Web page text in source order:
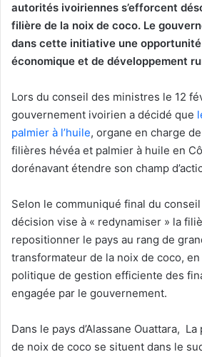
autorités ivoiriennes s’efforcent
filière de la noix de coco. Le
dans cette initiative une
économique et de développement
Lors du conseil des ministres le 12
gouvernement ivoirien a décidé que
palmier à l’huile, organe en charge
filières hévéa et palmier à huile en
dorénavant étendre son champ
Selon le communiqué final du
décision vise à « redynamiser » la
repositionner le pays au rang de
transformateur de la noix de coco,
politique de gestion efficiente des
engagée par le gouvernement.
Dans le pays d’Alassane Ouattara,
de noix de coco se situent dans le